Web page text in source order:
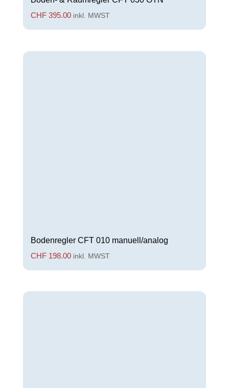
CHF 395.00 inkl. MWST
Bodenregler CFT 010 manuell/analog
CHF 198.00 inkl. MWST